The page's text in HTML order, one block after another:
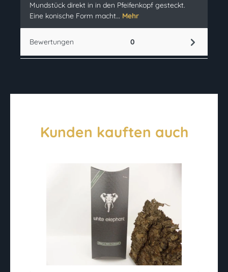
Mundstück direkt in in den Pfeifenkopf gesteckt.
Eine konische Form macht… Mehr
Bewertungen 0
Kunden kauften auch